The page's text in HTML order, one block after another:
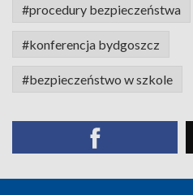
#procedury bezpieczeństwa
#konferencja bydgoszcz
#bezpieczeństwo w szkole